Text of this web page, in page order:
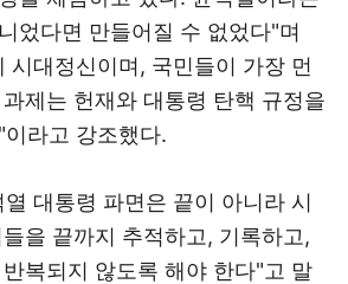
었다면 만들어질 수 없었다"며
시대정신이며, 국민들이 가장 먼
제는 헌재와 대통령 탄핵 규정을
라고 강조했다.
대통령 파면은 끝이 아니라 시
을 끝까지 추적하고, 기록하고,
복되지 않도록 해야 한다"고 말